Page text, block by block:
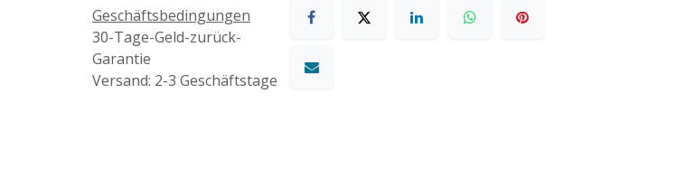
Geschäftsbedingungen
30-Tage-Geld-zurück-
Garantie
Versand: 2-3 Geschäftstage